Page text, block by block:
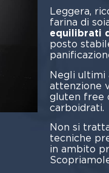
Leggera,
farina di
equilibrati
posto
Negli ultimi
attenzione
gluten free
Non si
tecniche
in ambito